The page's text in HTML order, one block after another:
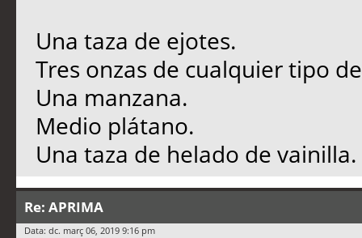
Una taza de ejotes.
Tres onzas de cualquier tipo
Una manzana.
Medio plátano.
Una taza de helado de vainilla.
Re: APRIMA
Data: dc. març 06, 2019 9:16 pm